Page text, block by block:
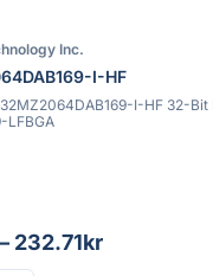
Inc.
I-HF
I-HF 32-Bit
LFBGA
232.71kr